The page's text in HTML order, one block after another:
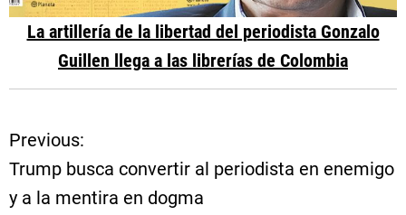
La artillería de la libertad del periodista Gonzalo
Guillen llega a las librerías de Colombia
N
a
Previous:
Trump busca convertir al periodista en enemigo
y a la mentira en dogma